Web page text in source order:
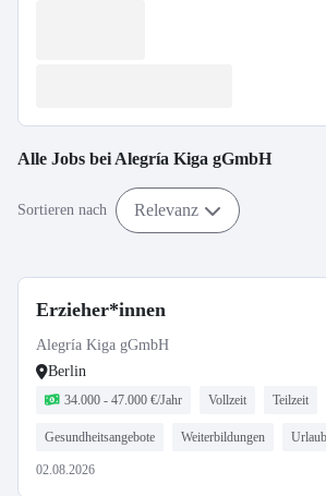
Alle Jobs bei Alegría Kiga gGmbH
Sortieren nach Relevanz
Erzieher*innen
Alegría Kiga gGmbH
Berlin
34.000 - 47.000 €/Jahr Vollzeit Teilzeit
Gesundheitsangebote Weiterbildungen
02.08.2026